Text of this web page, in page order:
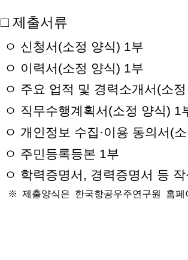
□ 제출서류
ㅇ 신청서(소정 양식) 1부
ㅇ 이력서(소정 양식) 1부
ㅇ 주요 업적 및 경력소개서(소
ㅇ 직무수행계획서(소정 양식) 1
ㅇ 개인정보 수집·이용 동의서(
ㅇ 주민등록등본 1부
ㅇ 학력증명서, 경력증명서 등
※ 제출양식은 한국항공우주연구원 홈